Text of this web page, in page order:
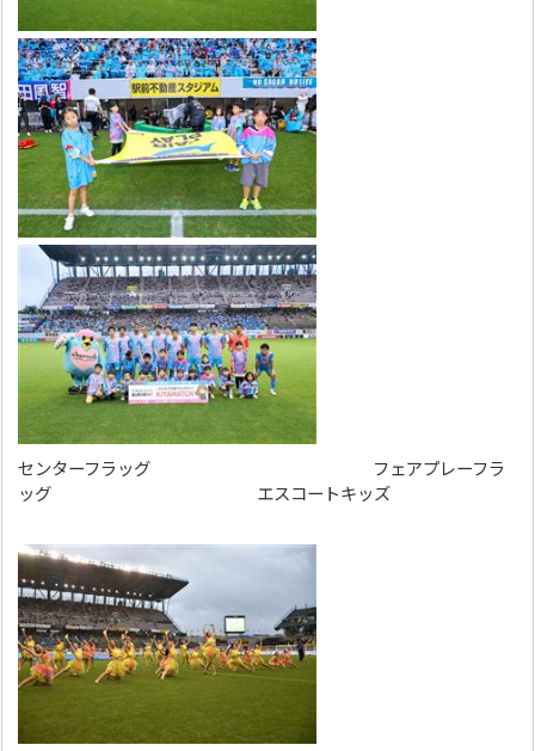
センターフラッグ フェアプレーフラ
ッグ エスコートキッズ